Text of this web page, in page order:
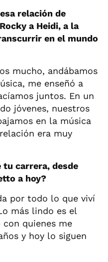
relación de
a Heidi, a la
en el mundo
mucho, andábamos
me enseñó a
juntos. En un
jóvenes, nuestros
en la música
era muy
tu carrera, desde
a hoy?
por todo lo que viví
más lindo es el
quienes me
y hoy lo siguen